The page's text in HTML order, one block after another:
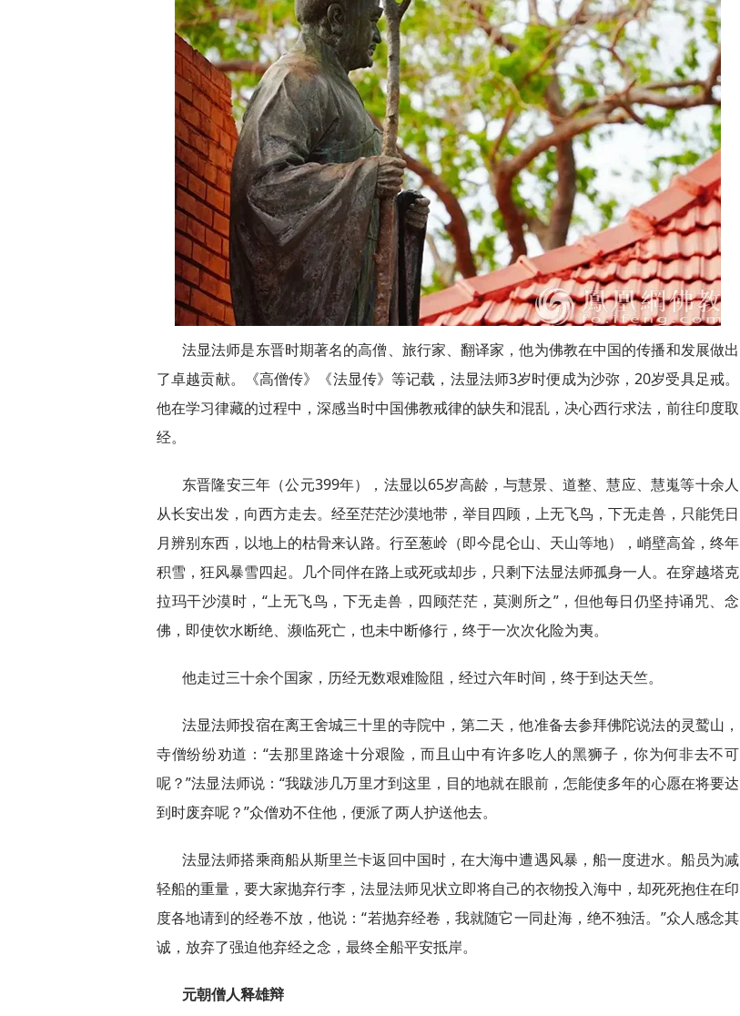
法显法师是东晋时期著名的高僧、旅行家、翻译家，他为佛教在中国的传播和发展做出
了卓越贡献。《高僧传》《法显传》等记载，法显法师3岁时便成为沙弥，20岁受具足戒。
他在学习律藏的过程中，深感当时中国佛教戒律的缺失和混乱，决心西行求法，前往印度取
经。
东晋隆安三年（公元399年），法显以65岁高龄，与慧景、道整、慧应、慧嵬等十余人
从长安出发，向西方走去。经至茫茫沙漠地带，举目四顾，上无飞鸟，下无走兽，只能凭日
月辨别东西，以地上的枯骨来认路。行至葱岭（即今昆仑山、天山等地），峭壁高耸，终年
积雪，狂风暴雪四起。几个同伴在路上或死或却步，只剩下法显法师孤身一人。在穿越塔克
拉玛干沙漠时，“上无飞鸟，下无走兽，四顾茫茫，莫测所之”，但他每日仍坚持诵咒、念
佛，即使饮水断绝、濒临死亡，也未中断修行，终于一次次化险为夷。
他走过三十余个国家，历经无数艰难险阻，经过六年时间，终于到达天竺。
法显法师投宿在离王舍城三十里的寺院中，第二天，他准备去参拜佛陀说法的灵鹫山，
寺僧纷纷劝道：“去那里路途十分艰险，而且山中有许多吃人的黑狮子，你为何非去不可
呢？”法显法师说：“我跋涉几万里才到这里，目的地就在眼前，怎能使多年的心愿在将要达
到时废弃呢？”众僧劝不住他，便派了两人护送他去。
法显法师搭乘商船从斯里兰卡返回中国时，在大海中遭遇风暴，船一度进水。船员为减
轻船的重量，要大家抛弃行李，法显法师见状立即将自己的衣物投入海中，却死死抱住在印
度各地请到的经卷不放，他说：“若抛弃经卷，我就随它一同赴海，绝不独活。”众人感念其
诚，放弃了强迫他弃经之念，最终全船平安抵岸。
元朝僧人释雄辩